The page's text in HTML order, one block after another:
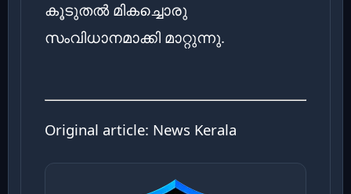
കൂടുതൽ മികച്ചൊരു
സംവിധാനമാക്കി മാറ്റുന്നു.
Original article: News Kerala